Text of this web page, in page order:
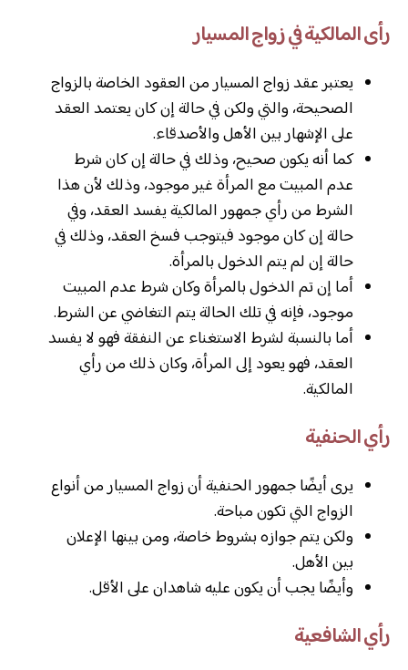
رأى المالكية في زواج المسيار
يعتبر عقد زواج المسيار من العقود الخاصة بالزواج
الصحيحة، والتي ولكن في حالة إن كان يعتمد العقد
على الإشهار بين الأهل والأصدقاء.
كما أنه يكون صحيح، وذلك في حالة إن كان شرط
عدم المبيت مع المرأة غير موجود، وذلك لأن هذا
الشرط من رأي جمهور المالكية يفسد العقد، وفي
حالة إن كان موجود فيتوجب فسخ العقد، وذلك في
حالة إن لم يتم الدخول بالمرأة.
أما إن تم الدخول بالمرأة وكان شرط عدم المبيت
موجود، فإنه في تلك الحالة يتم التغاضي عن الشرط.
أما بالنسبة لشرط الاستغناء عن النفقة فهو لا يفسد
العقد، فهو يعود إلى المرأة، وكان ذلك من رأي
المالكية.
رأي الحنفية
يرى أيضًا جمهور الحنفية أن زواج المسيار من أنواع
الزواج التي تكون مباحة.
ولكن يتم جوازه بشروط خاصة، ومن بينها الإعلان
بين الأهل.
وأيضًا يجب أن يكون عليه شاهدان على الأقل.
رأي الشافعية